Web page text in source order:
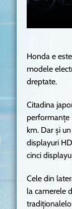
Honda e
modele
dreptate.
Citadina
performanțe
km. Dar și
displayuri
cinci
Cele din
la camerele